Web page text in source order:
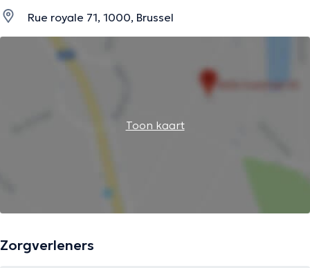
Rue royale 71, 1000, Brussel
Toon kaart
Zorgverleners